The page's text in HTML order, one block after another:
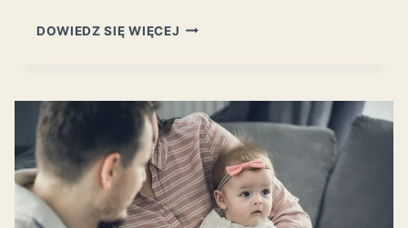
DOWIEDZ SIĘ WIĘCEJ ROMANTYCZNA
NIEZABYSZEWIE
K.
BYTOWA-
OLA
I
PAWEŁ